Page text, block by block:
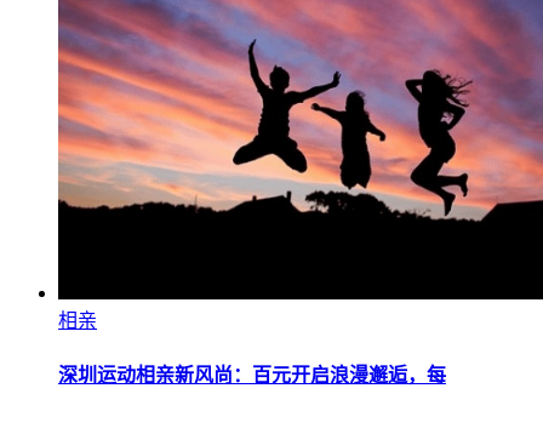
相亲
深圳运动相亲新风尚：百元开启浪漫邂逅，每